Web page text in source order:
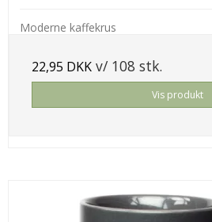
Moderne kaffekrus
22,95 DKK v/ 108 stk.
Vis produkt